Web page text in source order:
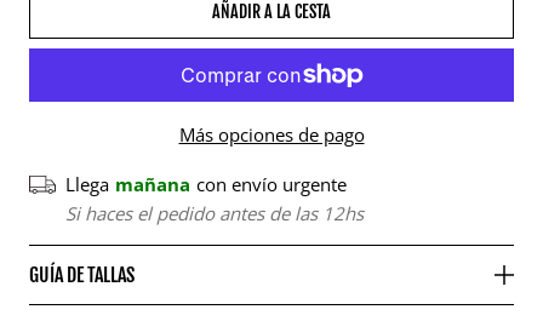
AÑADIR A LA CESTA
Más opciones de pago
Llega mañana con envío urgente
Si haces el pedido antes de las 12hs
GUÍA DE TALLAS